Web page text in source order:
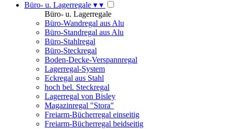
Büro- u. Lagerregale ▾ ▾
Büro- u. Lagerregale
Büro-Wandregal aus Alu
Büro-Standregal aus Alu
Büro-Stahlregal
Büro-Steckregal
Boden-Decke-Verspannregal
Lagerregal-System
Eckregal aus Stahl
hoch bel. Steckregal
Lagerregal von Bisley
Magazinregal "Stora"
Freiarm-Bücherregal einseitig
Freiarm-Bücherregal beidseitig